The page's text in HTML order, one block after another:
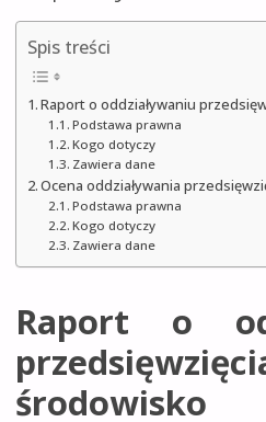
Spis treści
Raport o oddziaływaniu
Podstawa prawna
Kogo dotyczy
Zawiera dane
Ocena oddziaływania
Podstawa prawna
Kogo dotyczy
Zawiera dane
Raport o
środowisko